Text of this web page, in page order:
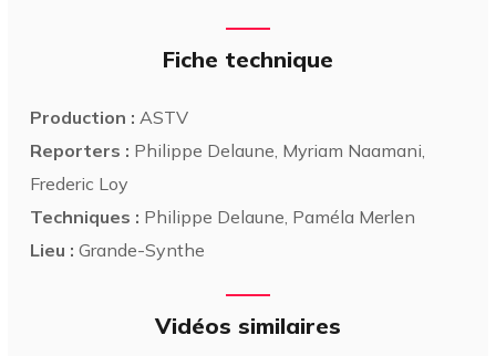
Fiche technique
Production : ASTV
Reporters : Philippe Delaune, Myriam Naamani,
Frederic Loy
Techniques : Philippe Delaune, Paméla Merlen
Lieu : Grande-Synthe
Vidéos similaires